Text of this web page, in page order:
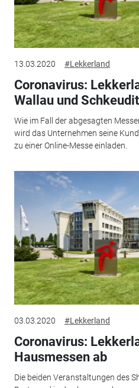
13.03.2020 #Lekkerland
Coronavirus:
Wallau und
Wie im Fall der abgesagten
wird das Unternehmen seine
zu einer Online-Messe einladen.
03.03.2020 #Lekkerland
Coronavirus:
Hausmessen ab
Die beiden Veranstaltungen des